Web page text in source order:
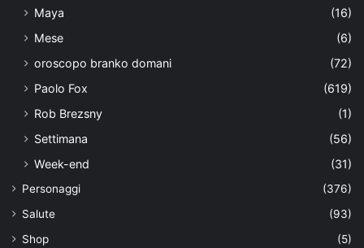
Maya
(16)
Mese
(6)
oroscopo branko domani
(72)
Paolo Fox
(619)
Rob Brezsny
(1)
Settimana
(56)
Week-end
(31)
Personaggi
(376)
Salute
(93)
Shop
(5)